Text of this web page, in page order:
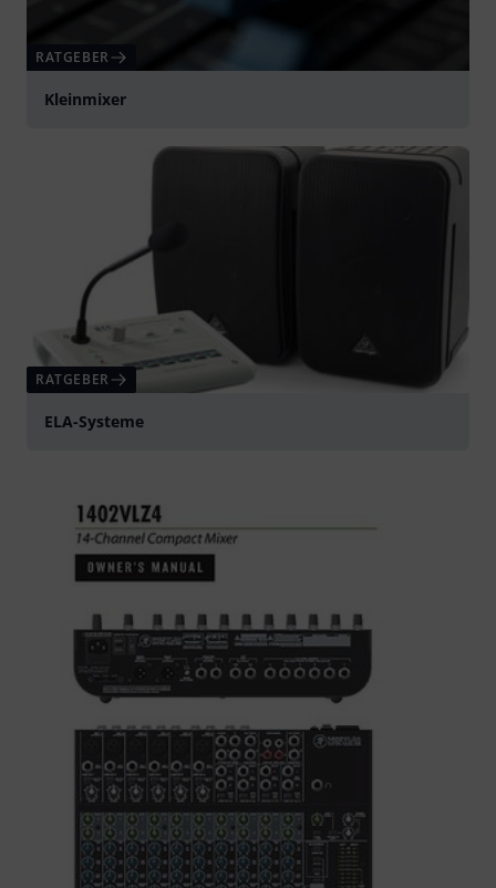
RATGEBER
Kleinmixer
RATGEBER
ELA-Systeme